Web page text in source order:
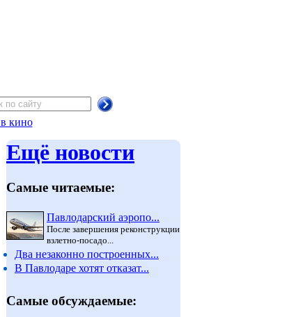
кино
Ещё новости
Самые читаемые:
Павлодарский аэропо...
После завершения реконструкции
взлетно-посадо...
Два незаконно построенных...
В Павлодаре хотят отказат...
Самые обсуждаемые: